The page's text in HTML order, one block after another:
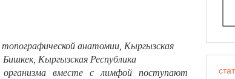
анатомии, Кыргызская
Кыргызская Республика
вместе с лимфой поступают